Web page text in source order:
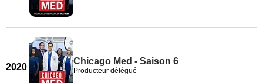
2020
Chicago Med - Saison 6
Producteur délégué